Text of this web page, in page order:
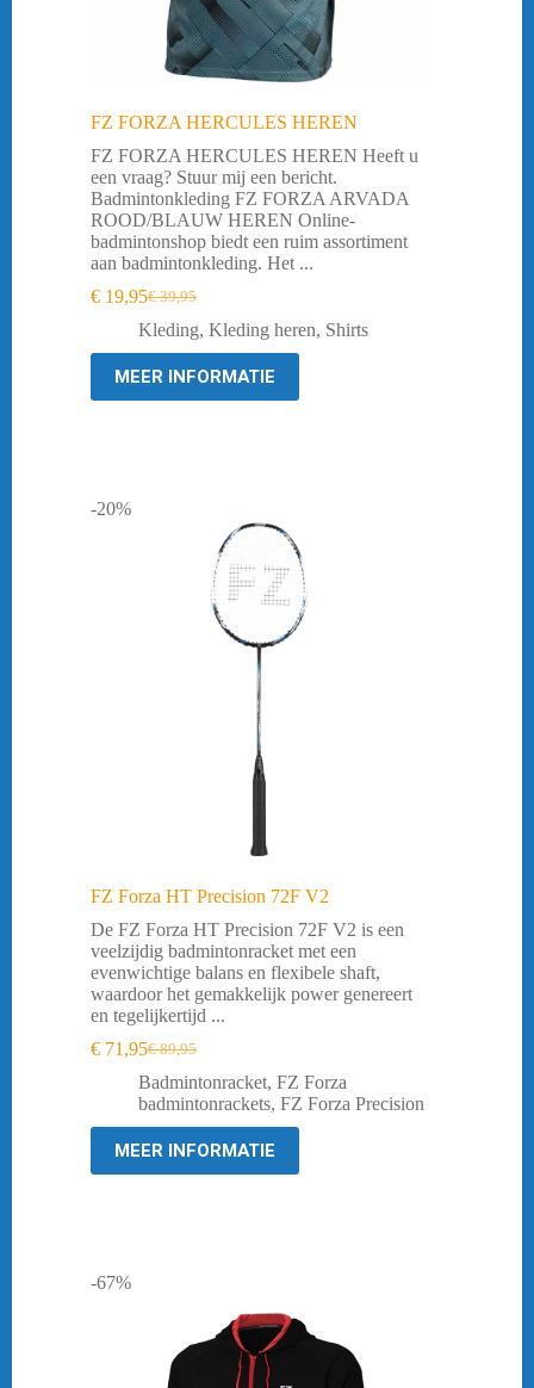
FZ FORZA HERCULES HEREN
FZ FORZA HERCULES HEREN Heeft u
een vraag? Stuur mij een bericht.
Badmintonkleding FZ FORZA ARVADA
ROOD/BLAUW HEREN Online-
badmintonshop biedt een ruim assortiment
aan badmintonkleding. Het ...
€39,95
Oorspronkelijke
prijs
was:
€ 39,95.
€ 19,95Huidige
prijs
is:
€ 19,95.
Kleding, Kleding heren, Shirts
MEER INFORMATIE
-20%
FZ Forza HT Precision 72F V2
De FZ Forza HT Precision 72F V2 is een
veelzijdig badmintonracket met een
evenwichtige balans en flexibele shaft,
waardoor het gemakkelijk power genereert
en tegelijkertijd ...
€89,95
Oorspronkelijke
prijs
was:
€ 89,95.
€ 71,95Huidige
prijs
is:
€ 71,95.
Badmintonracket, FZ Forza
badmintonrackets, FZ Forza Precision
MEER INFORMATIE
-67%